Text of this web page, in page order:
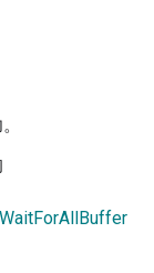
WaitForAllBuffer